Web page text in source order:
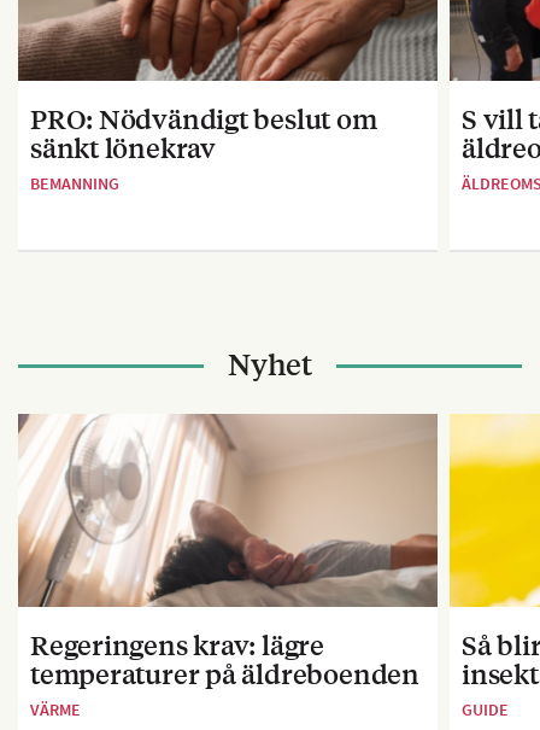
PRO: Nödvändigt beslut om
sänkt lönekrav
BEMANNING
S vill
Nyhet
Regeringens krav: lägre
temperaturer på äldreboenden
VÄRME
Så
GUIDE